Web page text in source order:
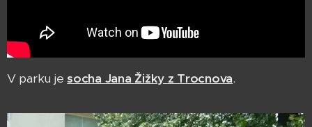
V parku jesocha Jana Žižky z Trocnova.